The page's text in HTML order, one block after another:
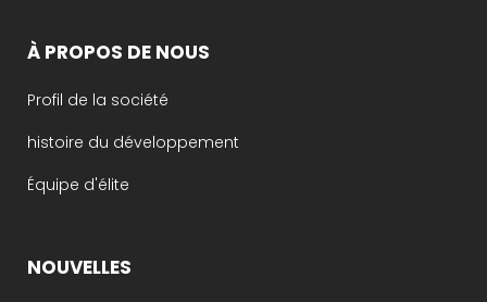
À PROPOS DE NOUS
Profil de la société
histoire du développement
Équipe d'élite
NOUVELLES